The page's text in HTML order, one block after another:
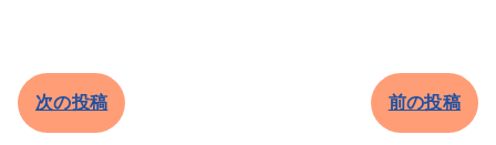
次の投稿 前の投稿